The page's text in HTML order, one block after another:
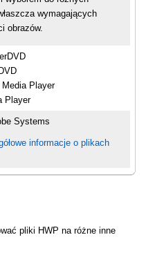
wymagających
obrazów.
Player
Player
Systems
informacje o plikach
pliki HWP na różne inne